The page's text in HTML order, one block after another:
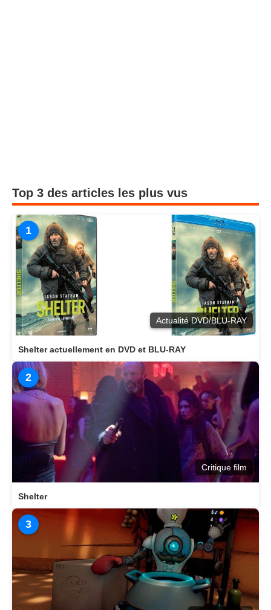
Top 3 des articles les plus vus
1
Actualité DVD/BLU-RAY
Shelter actuellement en DVD et BLU-RAY
2
Critique film
Shelter
3